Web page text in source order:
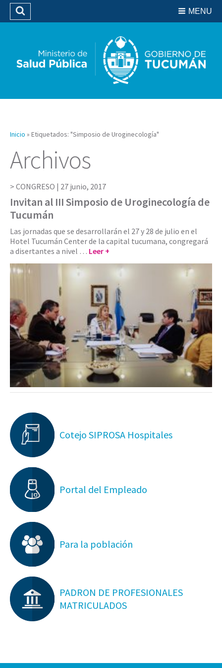
Biblioteca
MENU
Buscar
Inicio » Etiquetados: "Simposio de Uroginecología"
Archivos
CONGRESO | 27 junio, 2017
Invitan al III Simposio de Uroginecología de
Tucumán
Las jornadas que se desarrollarán el 27 y 28 de julio en el
Hotel Tucumán Center de la capital tucumana, congregará
a disertantes a nivel … Leer +
Cotejo SIPROSA Hospitales
Portal del Empleado
Para la población
PADRON DE PROFESIONALES
MATRICULADOS